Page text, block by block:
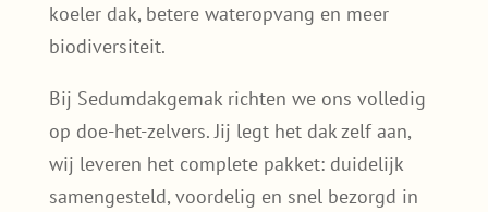
koeler dak, betere wateropvang en meer
biodiversiteit.
Bij Sedumdakgemak richten we ons volledig
op doe-het-zelvers. Jij legt het dak zelf aan,
wij leveren het complete pakket: duidelijk
samengesteld, voordelig en snel bezorgd in